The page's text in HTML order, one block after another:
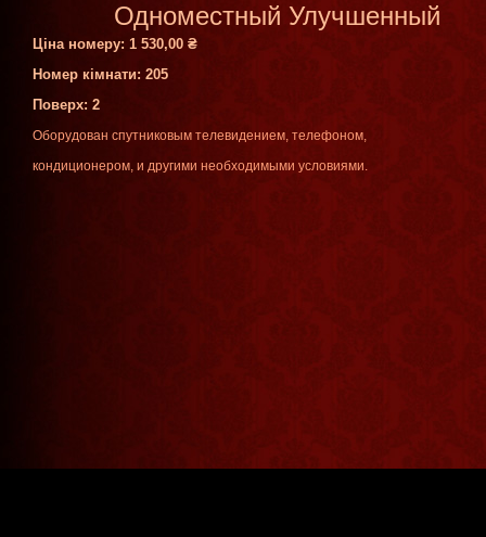
Одноместный Улучшенный
Ціна номеру: 1 530,00 ₴
Номер кімнати: 205
Поверх: 2
Оборудован спутниковым телевидением, телефоном,
кондиционером, и другими необходимыми условиями.